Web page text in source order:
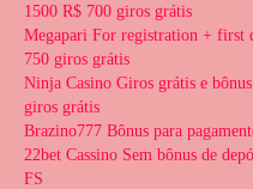
1500 R$ 700 giros grátis
Megapari For registration + first
750 giros grátis
Ninja Casino Giros grátis e
giros grátis
Brazino777 Bônus para
22bet Cassino Sem bônus de
FS